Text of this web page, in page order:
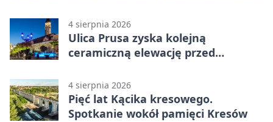
4 sierpnia 2026
Ulica Prusa zyska kolejną
ceramiczną elewację przed
4 sierpnia 2026
Pięć lat Kącika kresowego.
Spotkanie wokół pamięci Kresów